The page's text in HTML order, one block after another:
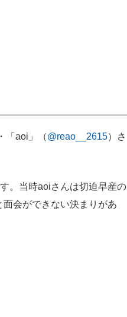
「aoi」（@reao__2615）さ
。当時aoiさんは切迫早産の
会ができない決まりがあ